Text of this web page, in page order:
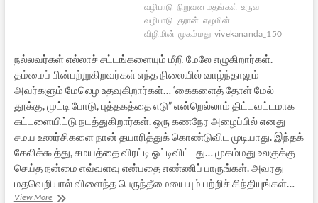
வழிபாடு நிறுவன மதங்கள் உருவ
வழிபாடு குரான் எழுமின்
விழிமின் முகம்மது vivekananda_150
நல்லவர்கள் எல்லாச் சட்டங்களையும் மீறி மேலே எழுகிறார்கள்.
தம்மைப் பின்பற்றுகிறவர்கள் எந்த நிலையில் வாழ்ந்தாலும்
அவர்களும் மேலெழ உதவுகிறார்கள்… ‘கைகளைத் தோள் மேல்
தூக்கு, முட்டி போடு, புத்தகத்தை எடு” என்றெல்லாம் திட்டவட்டமாக
கட்டளையிட்டு நடத்துகிறார்கள். ஒரு கணநேர அழைப்பில் எனது
சமய உணர்சிகளை நான் தயாரித்துக் கொண்டுவிட முடியாது. இந்தக்
கேலிக்கூத்து, சமயத்தை விரட்டி ஓட்டிவிட்டது… முகம்மது உலகுக்கு
செய்த நன்மை எவ்வளவு என்பதை எண்ணிப் பாருங்கள். அவரது
மதவெறியால் விளைந்த பெருந்தீமையையும் பற்றிச் சிந்தியுங்கள்…
View Moreஎழுமின்